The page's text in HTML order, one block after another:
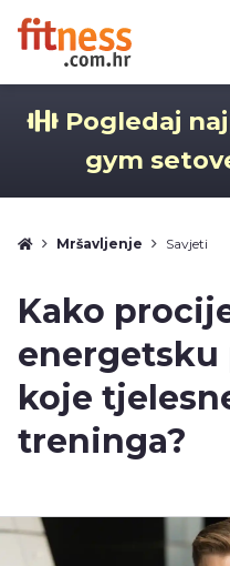
Pogledaj
gym
Mršavljenje Savjeti
Kako
koje
treninga?